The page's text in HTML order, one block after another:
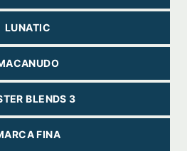
LUNATIC
BLENDS 3
FINA